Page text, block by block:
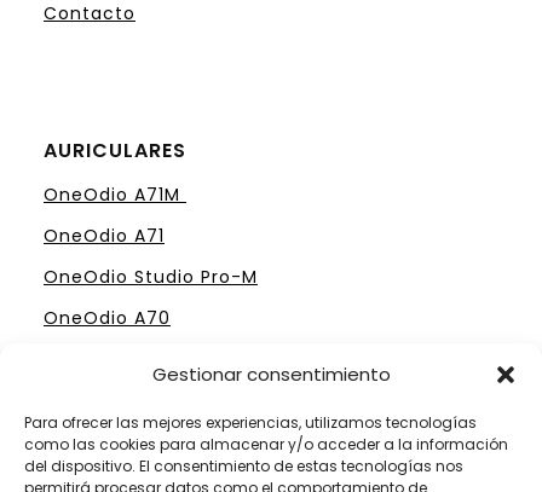
Gestionar consentimiento
Para ofrecer las mejores experiencias, utilizamos tecnologías
como las cookies para almacenar y/o acceder a la información
del dispositivo. El consentimiento de estas tecnologías nos
permitirá procesar datos como el comportamiento de
Contacto
AURICULARES
OneOdio A71M
OneOdio A71
OneOdio Studio Pro-M
OneOdio A70
ELIGE TU MESA DE MEZCLAS PERFECTA